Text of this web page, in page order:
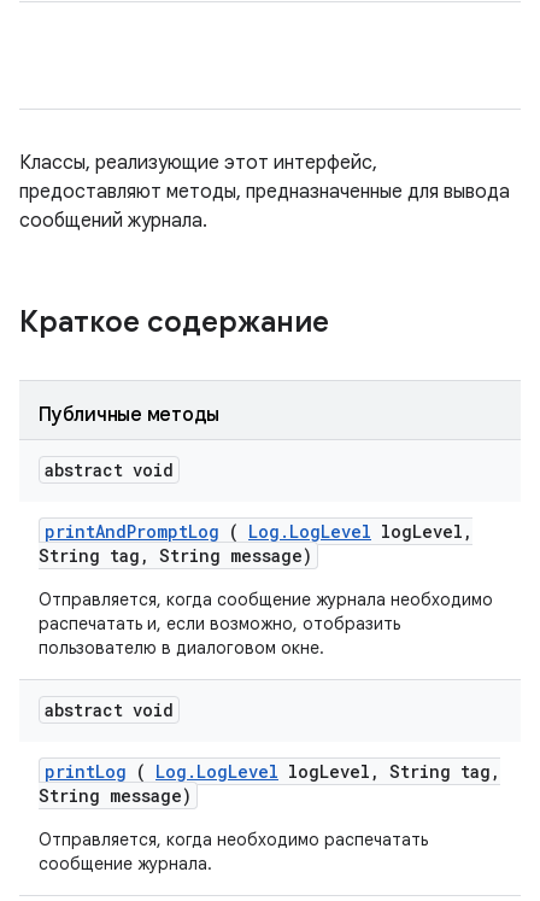
Классы, реализующие этот интерфейс,
предоставляют методы, предназначенные для вывода
сообщений журнала.
Краткое содержание
Публичные методы
abstract void
printAndPromptLog ( Log . LogLevel logLevel ,
String tag , String message)
Отправляется, когда сообщение журнала необходимо
распечатать и, если возможно, отобразить
пользователю в диалоговом окне.
abstract void
printLog ( Log . LogLevel logLevel , String tag ,
String message)
Отправляется, когда необходимо распечатать
сообщение журнала.